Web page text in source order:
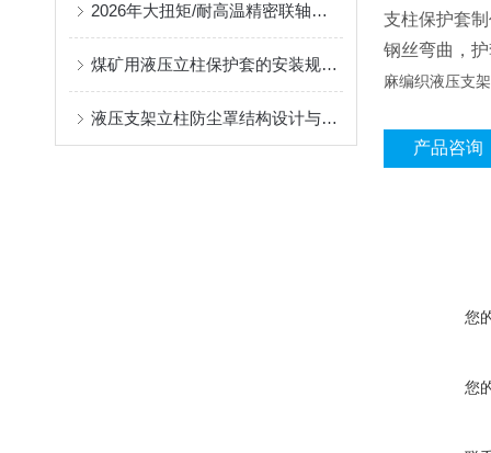
2026年大扭矩/耐高温精密联轴器定制找哪家？能实现精准定制的优质厂家盘点
煤矿用液压立柱保护套的安装规范与使用寿命提升方案
液压支架立柱防尘罩结构设计与密封防护原理
支柱保护套
钢丝弯曲，
麻编织液压支
产品咨询
您
您